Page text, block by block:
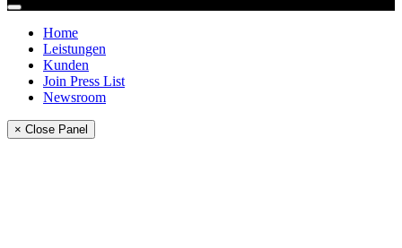
Home
Leistungen
Kunden
Join Press List
Newsroom
× Close Panel